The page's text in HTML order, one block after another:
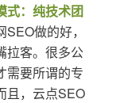
式：纯技术团
做的好，
拉客。很多公
需要所谓的专
且，云点SEO